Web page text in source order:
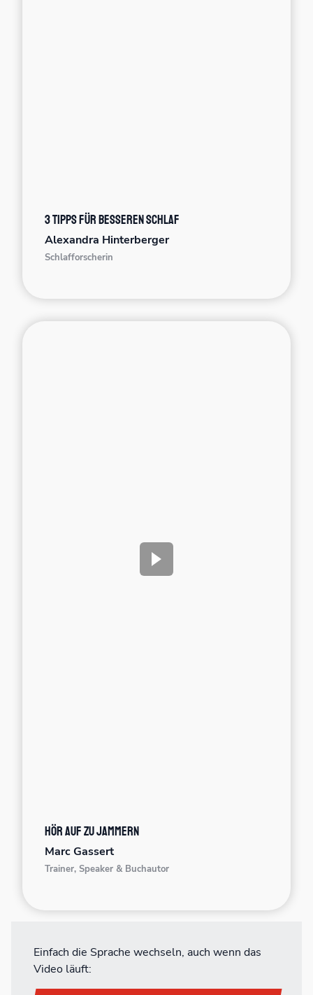
3 Tipps für besseren Schlaf
Alexandra Hinterberger
Schlafforscherin
Hör auf zu jammern
Marc Gassert
Trainer, Speaker & Buchautor
Einfach die Sprache wechseln, auch wenn das
Video läuft: